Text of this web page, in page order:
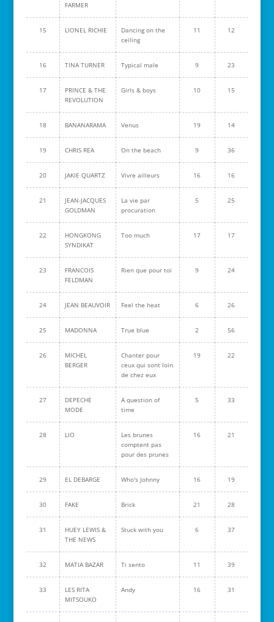
FARMER
15 LIONEL RICHIE
Dancing on the
ceiling
11 12
16 TINA TURNER Typical male 9 23
17
PRINCE & THE
REVOLUTION
Girls & boys 10 15
18 BANANARAMA Venus 19 14
19 CHRIS REA On the beach 9 36
20 JAKIE QUARTZ Vivre ailleurs 16 16
21
JEAN-JACQUES
GOLDMAN
La vie par
procuration
5 25
22
HONGKONG
SYNDIKAT
Too much 17 17
23
FRANCOIS
FELDMAN
Rien que pour toi 9 24
24 JEAN BEAUVOIR Feel the heat 6 26
25 MADONNA True blue 2 56
26
MICHEL
BERGER
Chanter pour
ceux qui sont loin
de chez eux
19 22
27
DEPECHE
MODE
A question of
time
5 33
28 LIO
Les brunes
comptent pas
pour des prunes
16 21
29 EL DEBARGE Who's Johnny 16 19
30 FAKE Brick 21 28
31
HUEY LEWIS &
THE NEWS
Stuck with you 6 37
32 MATIA BAZAR Ti sento 11 39
33
LES RITA
MITSOUKO
Andy 16 31